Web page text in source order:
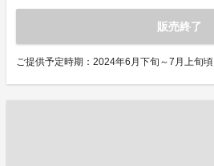
販売終了
ご提供予定時期：2024年6月下旬～7月上旬頃